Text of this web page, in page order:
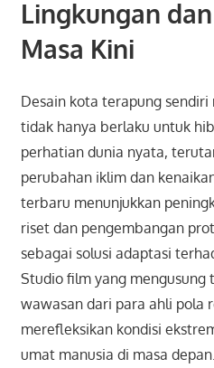
Lingkungan
Masa Kini
Desain kota terapung sendiri
tidak hanya berlaku untuk
perhatian dunia nyata,
perubahan iklim dan
terbaru menunjukkan
riset dan pengembangan
sebagai solusi adaptasi
Studio film yang
wawasan dari para ahli pola
merefleksikan kondisi
umat manusia di masa